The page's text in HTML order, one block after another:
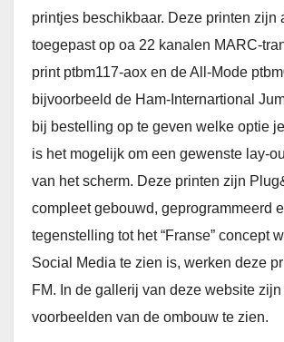
printjes beschikbaar. Deze printen zijn
toegepast op oa 22 kanalen MARC-
print ptbm117-aox en de All-Mode
bijvoorbeeld de Ham-Internartional
bij bestelling op te geven welke optie
is het mogelijk om een gewenste lay-
van het scherm. Deze printen zijn
compleet gebouwd, geprogrammeerd
tegenstelling tot het “Franse” concept
Social Media te zien is, werken deze
FM. In de gallerij van deze website
voorbeelden van de ombouw te zien.